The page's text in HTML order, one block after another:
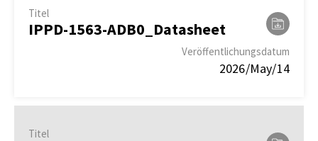
Titel
IPPD-1563-ADB0_Datasheet
Veröffentlichungsdatum
2026/May/14
Titel